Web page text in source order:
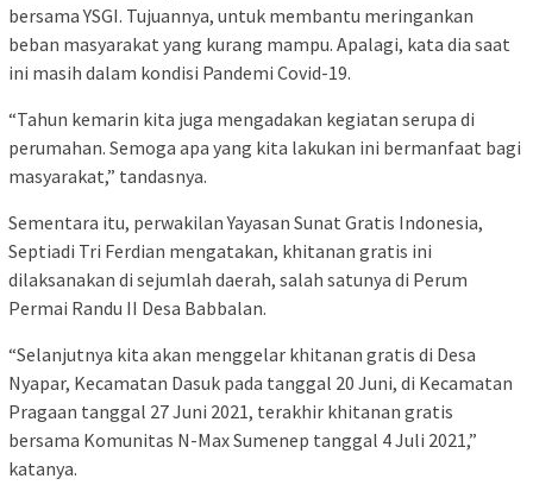
bersama YSGI. Tujuannya, untuk membantu meringankan
beban masyarakat yang kurang mampu. Apalagi, kata dia saat
ini masih dalam kondisi Pandemi Covid-19.
“Tahun kemarin kita juga mengadakan kegiatan serupa di
perumahan. Semoga apa yang kita lakukan ini bermanfaat bagi
masyarakat,” tandasnya.
Sementara itu, perwakilan Yayasan Sunat Gratis Indonesia,
Septiadi Tri Ferdian mengatakan, khitanan gratis ini
dilaksanakan di sejumlah daerah, salah satunya di Perum
Permai Randu II Desa Babbalan.
“Selanjutnya kita akan menggelar khitanan gratis di Desa
Nyapar, Kecamatan Dasuk pada tanggal 20 Juni, di Kecamatan
Pragaan tanggal 27 Juni 2021, terakhir khitanan gratis
bersama Komunitas N-Max Sumenep tanggal 4 Juli 2021,”
katanya.